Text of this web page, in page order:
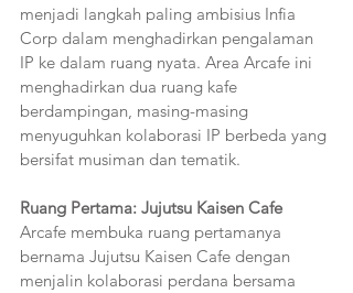
menjadi langkah paling ambisius Infia
Corp dalam menghadirkan pengalaman
IP ke dalam ruang nyata. Area Arcafe ini
menghadirkan dua ruang kafe
berdampingan, masing-masing
menyuguhkan kolaborasi IP berbeda yang
bersifat musiman dan tematik.
Ruang Pertama: Jujutsu Kaisen Cafe
Arcafe membuka ruang pertamanya
bernama Jujutsu Kaisen Cafe dengan
menjalin kolaborasi perdana bersama